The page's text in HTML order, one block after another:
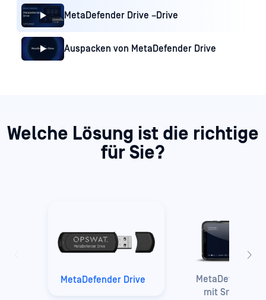
MetaDefender Drive –Drive
Auspacken von MetaDefender Drive
Welche Lösung ist die richtige
für Sie?
MetaDefender Drive
MetaDefender
mit Smart